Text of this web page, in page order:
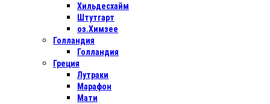
Хильдесхайм
Штутгарт
оз.Химзее
Голландия
Голландия
Греция
Лутраки
Марафон
Мати